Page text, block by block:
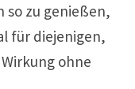
so zu genießen,
für diejenigen,
ohne